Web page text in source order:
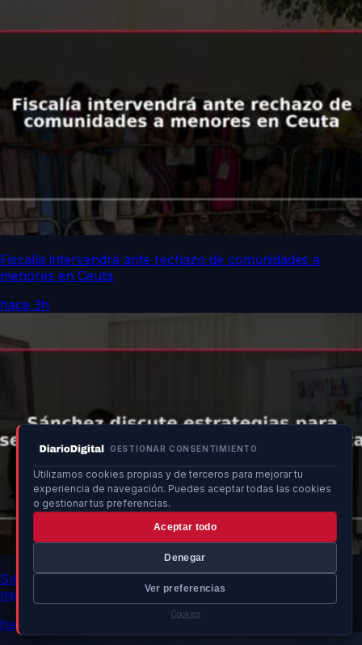
GESTIONAR CONSENTIMIENTO
Utilizamos cookies propias y de terceros para mejorar tu
experiencia de navegación. Puedes aceptar todas las cookies
o gestionar tus preferencias.
Aceptar todo
Denegar
Ver preferencias
Cookies
Fiscalía intervendrá ante rechazo de comunidades a
menores en Ceuta
hace 3h
Sánchez discute estrategias para seguridad y ayuda
migratoria en Ceuta
hace 3h